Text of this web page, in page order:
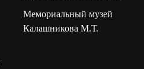
Мемориальный музей
Калашникова М.Т.